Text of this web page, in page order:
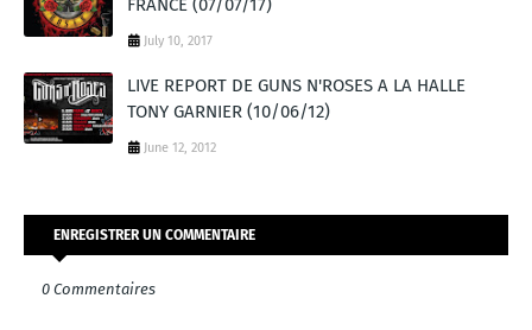
FRANCE (07/07/17)
July 10, 2017
LIVE REPORT DE GUNS N'ROSES A LA HALLE
TONY GARNIER (10/06/12)
June 12, 2012
ENREGISTRER UN COMMENTAIRE
0 Commentaires